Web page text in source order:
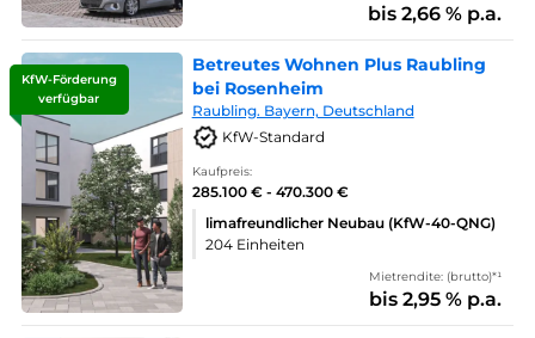
bis 2,66 % p.a.
KfW-Förderung
verfügbar
Betreutes Wohnen Plus Raubling
bei Rosenheim
Raubling. Bayern, Deutschland
KfW-Standard
Kaufpreis:
285.100 € - 470.300 €
limafreundlicher Neubau (KfW-40-QNG)
204 Einheiten
Mietrendite: (brutto)*¹
bis 2,95 % p.a.